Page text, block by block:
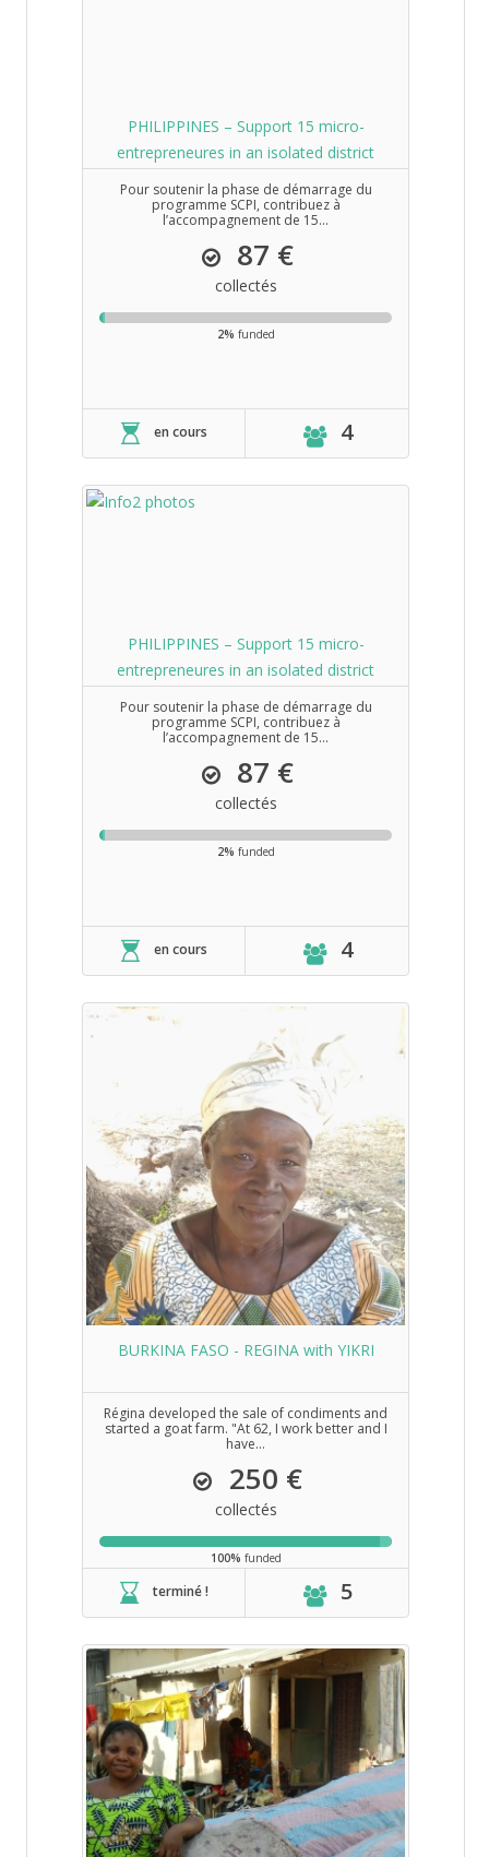
PHILIPPINES – Support 15 micro-
entrepreneures in an isolated district
Pour soutenir la phase de démarrage du
programme SCPI, contribuez à
l’accompagnement de 15...
87 €
collectés
2% funded
en cours 4
PHILIPPINES – Support 15 micro-
entrepreneures in an isolated district
Pour soutenir la phase de démarrage du
programme SCPI, contribuez à
l’accompagnement de 15...
87 €
collectés
2% funded
en cours 4
BURKINA FASO - REGINA with YIKRI
Régina developed the sale of condiments and
started a goat farm. "At 62, I work better and I
have...
250 €
collectés
100% funded
terminé ! 5